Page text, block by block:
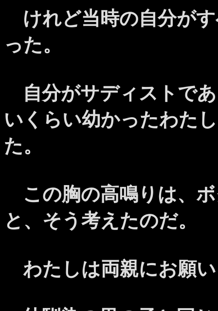
けれど当時の自分が
った。
自分がサディストで
いくらい幼かったわた
た。
この胸の高鳴りは、
と、そう考えたのだ。
わたしは両親にお願